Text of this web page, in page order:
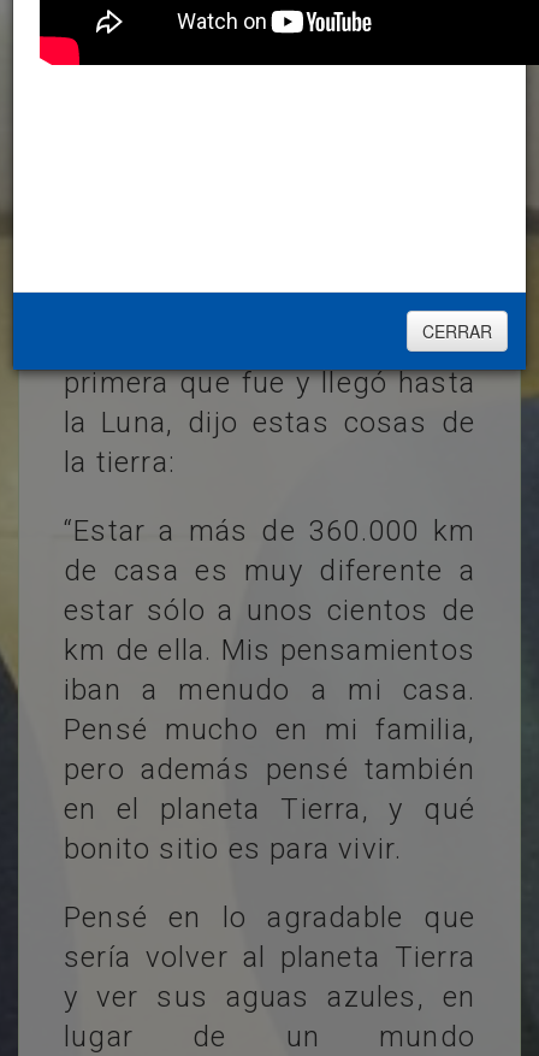
CERRAR
ANIMADOR DE LA
Michael Collins, astronauta
de una nave espacial, la
primera que fue y llegó hasta
la Luna, dijo estas cosas de
la tierra:
“Estar a más de 360.000 km
de casa es muy diferente a
estar sólo a unos cientos de
km de ella. Mis pensamientos
iban a menudo a mi casa.
Pensé mucho en mi familia,
pero además pensé también
en el planeta Tierra, y qué
bonito sitio es para vivir.
Pensé en lo agradable que
sería volver al planeta Tierra
y ver sus aguas azules, en
lugar de un mundo